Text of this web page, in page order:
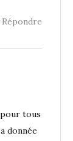
Répondre
tous
donnée